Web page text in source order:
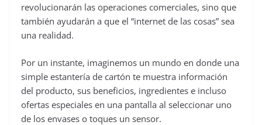
revolucionarán las operaciones comerciales, sino que
también ayudarán a que el “internet de las cosas” sea
una realidad.
Por un instante, imaginemos un mundo en donde una
simple estantería de cartón te muestra información
del producto, sus beneficios, ingredientes e incluso
ofertas especiales en una pantalla al seleccionar uno
de los envases o toques un sensor.